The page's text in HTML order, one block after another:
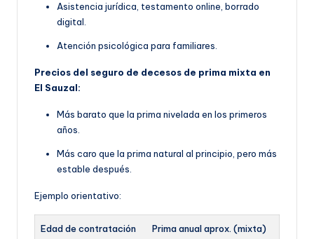
Asistencia jurídica, testamento online, borrado
digital.
Atención psicológica para familiares.
Precios del seguro de decesos de prima mixta en
El Sauzal:
Más barato que la prima nivelada en los primeros
años.
Más caro que la prima natural al principio, pero más
estable después.
Ejemplo orientativo:
Edad de contratación Prima anual aprox. (mixta)